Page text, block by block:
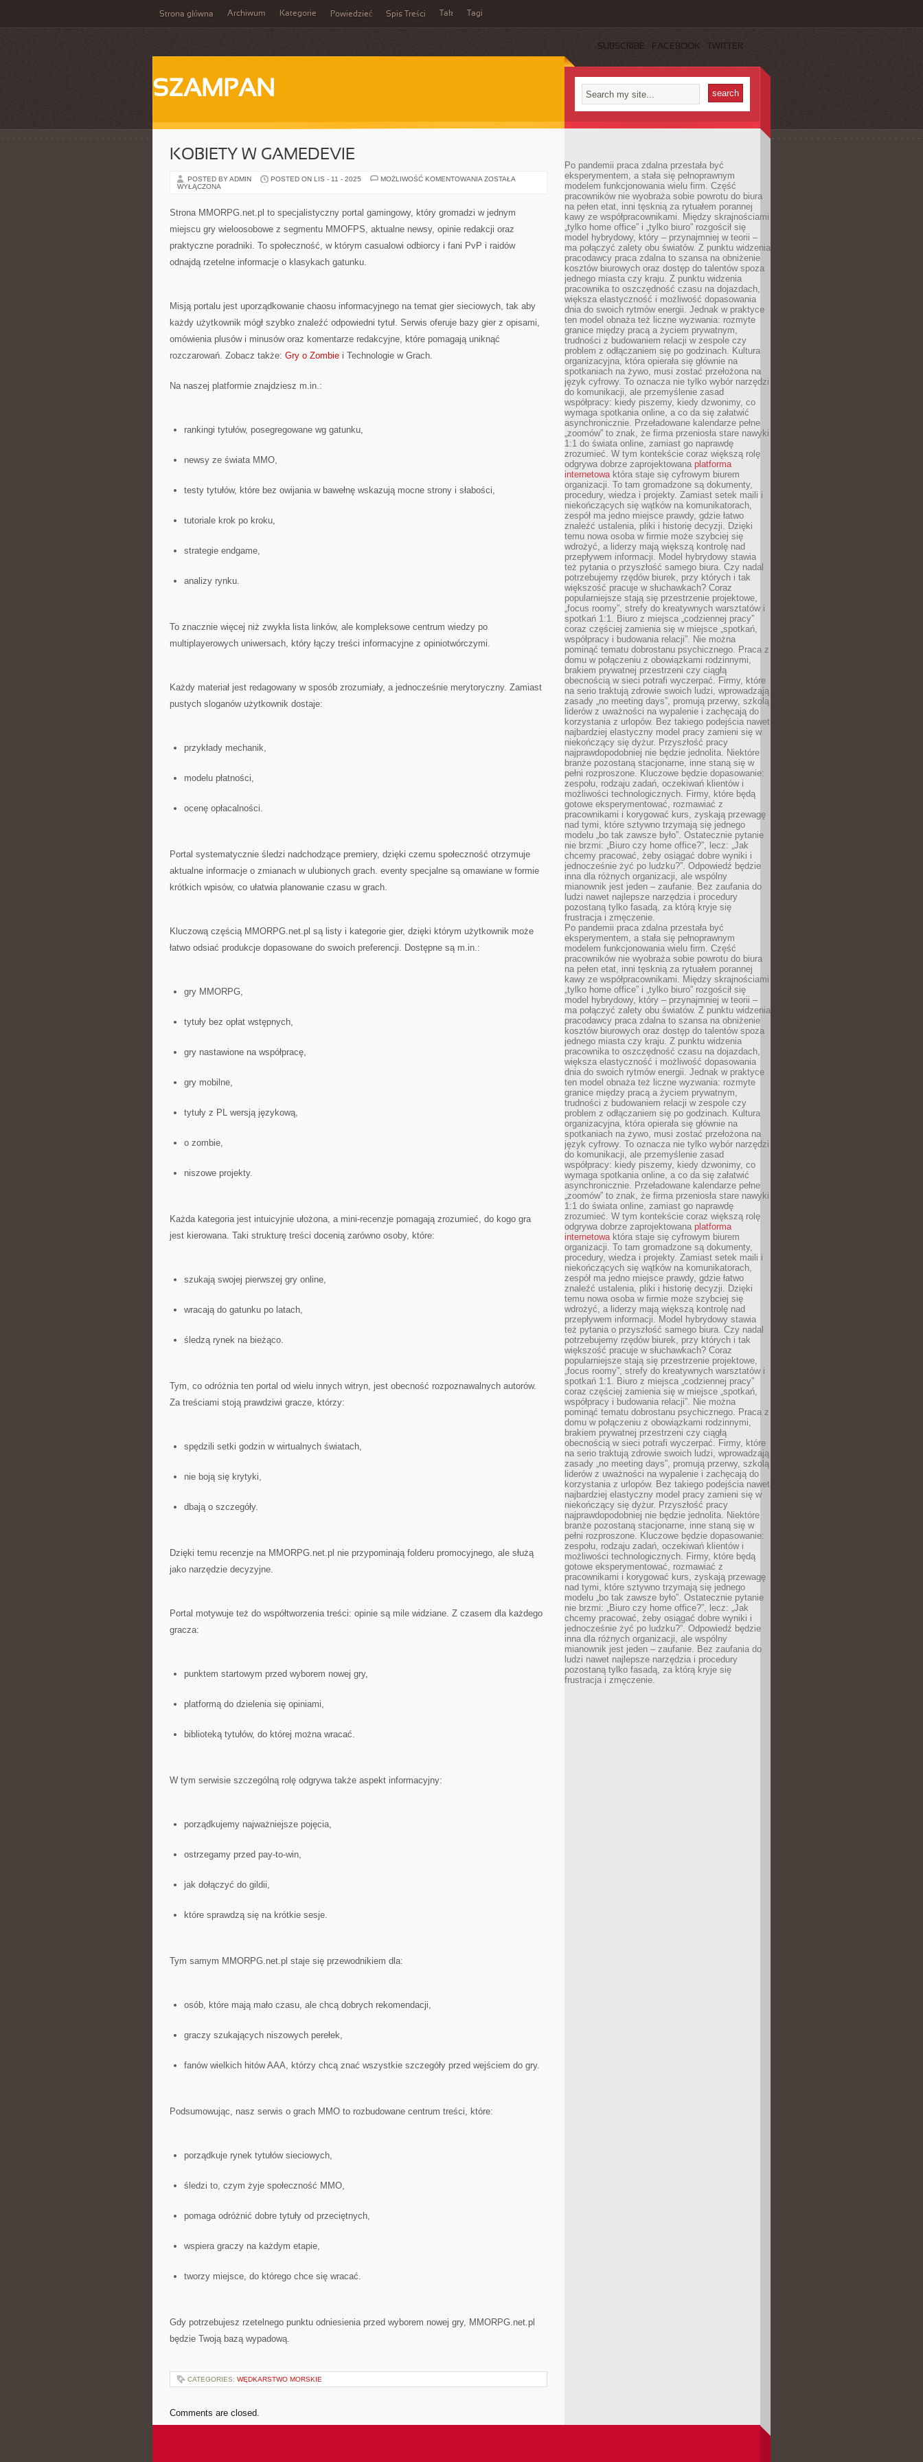
Strona główna Archiwum Kategorie Powiedzieć Spis Treści Tak Tagi
SUBSCRIBE FACEBOOK TWITTER
SZAMPAN
KOBIETY W GAMEDEVIE
POSTED BY ADMIN POSTED ON LIS - 11 - 2025 MOŻLIWOŚĆ KOMENTOWANIA KOBIETY
ZOSTAŁA
WYŁĄCZONA
Strona MMORPG.net.pl to specjalistyczny portal gamingowy, który gromadzi w jednym
miejscu gry wieloosobowe z segmentu MMOFPS, aktualne newsy, opinie redakcji oraz
praktyczne poradniki. To społeczność, w którym casualowi odbiorcy i fani PvP i raidów
odnajdą rzetelne informacje o klasykach gatunku.
Misją portalu jest uporządkowanie chaosu informacyjnego na temat gier sieciowych, tak aby
każdy użytkownik mógł szybko znaleźć odpowiedni tytuł. Serwis oferuje bazy gier z opisami,
omówienia plusów i minusów oraz komentarze redakcyjne, które pomagają uniknąć
rozczarowań. Zobacz także: Gry o Zombie i Technologie w Grach.
Na naszej platformie znajdziesz m.in.:
rankingi tytułów, posegregowane wg gatunku,
newsy ze świata MMO,
testy tytułów, które bez owijania w bawełnę wskazują mocne strony i słabości,
tutoriale krok po kroku,
strategie endgame,
analizy rynku.
To znacznie więcej niż zwykła lista linków, ale kompleksowe centrum wiedzy po
multiplayerowych uniwersach, który łączy treści informacyjne z opiniotwórczymi.
Każdy materiał jest redagowany w sposób zrozumiały, a jednocześnie merytoryczny. Zamiast
pustych sloganów użytkownik dostaje:
przykłady mechanik,
modelu płatności,
ocenę opłacalności.
Portal systematycznie śledzi nadchodzące premiery, dzięki czemu społeczność otrzymuje
aktualne informacje o zmianach w ulubionych grach. eventy specjalne są omawiane w formie
krótkich wpisów, co ułatwia planowanie czasu w grach.
Kluczową częścią MMORPG.net.pl są listy i kategorie gier, dzięki którym użytkownik może
łatwo odsiać produkcje dopasowane do swoich preferencji. Dostępne są m.in.:
gry MMORPG,
tytuły bez opłat wstępnych,
gry nastawione na współpracę,
gry mobilne,
tytuły z PL wersją językową,
o zombie,
niszowe projekty.
Każda kategoria jest intuicyjnie ułożona, a mini-recenzje pomagają zrozumieć, do kogo gra
jest kierowana. Taki strukturę treści docenią zarówno osoby, które:
szukają swojej pierwszej gry online,
wracają do gatunku po latach,
śledzą rynek na bieżąco.
Tym, co odróżnia ten portal od wielu innych witryn, jest obecność rozpoznawalnych autorów.
Za treściami stoją prawdziwi gracze, którzy:
spędzili setki godzin w wirtualnych światach,
nie boją się krytyki,
dbają o szczegóły.
Dzięki temu recenzje na MMORPG.net.pl nie przypominają folderu promocyjnego, ale służą
jako narzędzie decyzyjne.
Portal motywuje też do współtworzenia treści: opinie są mile widziane. Z czasem dla każdego
gracza:
punktem startowym przed wyborem nowej gry,
platformą do dzielenia się opiniami,
biblioteką tytułów, do której można wracać.
W tym serwisie szczególną rolę odgrywa także aspekt informacyjny:
porządkujemy najważniejsze pojęcia,
ostrzegamy przed pay-to-win,
jak dołączyć do gildii,
które sprawdzą się na krótkie sesje.
Tym samym MMORPG.net.pl staje się przewodnikiem dla:
osób, które mają mało czasu, ale chcą dobrych rekomendacji,
graczy szukających niszowych perełek,
fanów wielkich hitów AAA, którzy chcą znać wszystkie szczegóły przed wejściem do gry.
Podsumowując, nasz serwis o grach MMO to rozbudowane centrum treści, które:
porządkuje rynek tytułów sieciowych,
śledzi to, czym żyje społeczność MMO,
pomaga odróżnić dobre tytuły od przeciętnych,
wspiera graczy na każdym etapie,
tworzy miejsce, do którego chce się wracać.
Gdy potrzebujesz rzetelnego punktu odniesienia przed wyborem nowej gry, MMORPG.net.pl
będzie Twoją bazą wypadową.
CATEGORIES: WĘDKARSTWO MORSKIE
Comments are closed.
Po pandemii praca zdalna przestała być
eksperymentem, a stała się pełnoprawnym
modelem funkcjonowania wielu firm. Część
pracowników nie wyobraża sobie powrotu do biura
na pełen etat, inni tęsknią za rytuałem porannej
kawy ze współpracownikami. Między skrajnościami
„tylko home office” i „tylko biuro” rozgościł się
model hybrydowy, który – przynajmniej w teorii –
ma połączyć zalety obu światów. Z punktu widzenia
pracodawcy praca zdalna to szansa na obniżenie
kosztów biurowych oraz dostęp do talentów spoza
jednego miasta czy kraju. Z punktu widzenia
pracownika to oszczędność czasu na dojazdach,
większa elastyczność i możliwość dopasowania
dnia do swoich rytmów energii. Jednak w praktyce
ten model obnaża też liczne wyzwania: rozmyte
granice między pracą a życiem prywatnym,
trudności z budowaniem relacji w zespole czy
problem z odłączaniem się po godzinach. Kultura
organizacyjna, która opierała się głównie na
spotkaniach na żywo, musi zostać przełożona na
język cyfrowy. To oznacza nie tylko wybór narzędzi
do komunikacji, ale przemyślenie zasad
współpracy: kiedy piszemy, kiedy dzwonimy, co
wymaga spotkania online, a co da się załatwić
asynchronicznie. Przeładowane kalendarze pełne
„zoomów” to znak, że firma przeniosła stare nawyki
1:1 do świata online, zamiast go naprawdę
zrozumieć. W tym kontekście coraz większą rolę
odgrywa dobrze zaprojektowana platforma
internetowaktóra staje się cyfrowym biurem
organizacji. To tam gromadzone są dokumenty,
procedury, wiedza i projekty. Zamiast setek maili i
niekończących się wątków na komunikatorach,
zespół ma jedno miejsce prawdy, gdzie łatwo
znaleźć ustalenia, pliki i historię decyzji. Dzięki
temu nowa osoba w firmie może szybciej się
wdrożyć, a liderzy mają większą kontrolę nad
przepływem informacji. Model hybrydowy stawia
też pytania o przyszłość samego biura. Czy nadal
potrzebujemy rzędów biurek, przy których i tak
większość pracuje w słuchawkach? Coraz
popularniejsze stają się przestrzenie projektowe,
„focus roomy”, strefy do kreatywnych warsztatów i
spotkań 1:1. Biuro z miejsca „codziennej pracy”
coraz częściej zamienia się w miejsce „spotkań,
współpracy i budowania relacji”. Nie można
pominąć tematu dobrostanu psychicznego. Praca z
domu w połączeniu z obowiązkami rodzinnymi,
brakiem prywatnej przestrzeni czy ciągłą
obecnością w sieci potrafi wyczerpać. Firmy, które
na serio traktują zdrowie swoich ludzi, wprowadzają
zasady „no meeting days”, promują przerwy, szkolą
liderów z uważności na wypalenie i zachęcają do
korzystania z urlopów. Bez takiego podejścia nawet
najbardziej elastyczny model pracy zamieni się w
niekończący się dyżur. Przyszłość pracy
najprawdopodobniej nie będzie jednolita. Niektóre
branże pozostaną stacjonarne, inne staną się w
pełni rozproszone. Kluczowe będzie dopasowanie:
zespołu, rodzaju zadań, oczekiwań klientów i
możliwości technologicznych. Firmy, które będą
gotowe eksperymentować, rozmawiać z
pracownikami i korygować kurs, zyskają przewagę
nad tymi, które sztywno trzymają się jednego
modelu „bo tak zawsze było”. Ostatecznie pytanie
nie brzmi: „Biuro czy home office?”, lecz: „Jak
chcemy pracować, żeby osiągać dobre wyniki i
jednocześnie żyć po ludzku?”. Odpowiedź będzie
inna dla różnych organizacji, ale wspólny
mianownik jest jeden – zaufanie. Bez zaufania do
ludzi nawet najlepsze narzędzia i procedury
pozostaną tylko fasadą, za którą kryje się
frustracja i zmęczenie.
Po pandemii praca zdalna przestała być
eksperymentem, a stała się pełnoprawnym
modelem funkcjonowania wielu firm. Część
pracowników nie wyobraża sobie powrotu do biura
na pełen etat, inni tęsknią za rytuałem porannej
kawy ze współpracownikami. Między skrajnościami
„tylko home office” i „tylko biuro” rozgościł się
model hybrydowy, który – przynajmniej w teorii –
ma połączyć zalety obu światów. Z punktu widzenia
pracodawcy praca zdalna to szansa na obniżenie
kosztów biurowych oraz dostęp do talentów spoza
jednego miasta czy kraju. Z punktu widzenia
pracownika to oszczędność czasu na dojazdach,
większa elastyczność i możliwość dopasowania
dnia do swoich rytmów energii. Jednak w praktyce
ten model obnaża też liczne wyzwania: rozmyte
granice między pracą a życiem prywatnym,
trudności z budowaniem relacji w zespole czy
problem z odłączaniem się po godzinach. Kultura
organizacyjna, która opierała się głównie na
spotkaniach na żywo, musi zostać przełożona na
język cyfrowy. To oznacza nie tylko wybór narzędzi
do komunikacji, ale przemyślenie zasad
współpracy: kiedy piszemy, kiedy dzwonimy, co
wymaga spotkania online, a co da się załatwić
asynchronicznie. Przeładowane kalendarze pełne
„zoomów” to znak, że firma przeniosła stare nawyki
1:1 do świata online, zamiast go naprawdę
zrozumieć. W tym kontekście coraz większą rolę
odgrywa dobrze zaprojektowana platforma
internetowaktóra staje się cyfrowym biurem
organizacji. To tam gromadzone są dokumenty,
procedury, wiedza i projekty. Zamiast setek maili i
niekończących się wątków na komunikatorach,
zespół ma jedno miejsce prawdy, gdzie łatwo
znaleźć ustalenia, pliki i historię decyzji. Dzięki
temu nowa osoba w firmie może szybciej się
wdrożyć, a liderzy mają większą kontrolę nad
przepływem informacji. Model hybrydowy stawia
też pytania o przyszłość samego biura. Czy nadal
potrzebujemy rzędów biurek, przy których i tak
większość pracuje w słuchawkach? Coraz
popularniejsze stają się przestrzenie projektowe,
„focus roomy”, strefy do kreatywnych warsztatów i
spotkań 1:1. Biuro z miejsca „codziennej pracy”
coraz częściej zamienia się w miejsce „spotkań,
współpracy i budowania relacji”. Nie można
pominąć tematu dobrostanu psychicznego. Praca z
domu w połączeniu z obowiązkami rodzinnymi,
brakiem prywatnej przestrzeni czy ciągłą
obecnością w sieci potrafi wyczerpać. Firmy, które
na serio traktują zdrowie swoich ludzi, wprowadzają
zasady „no meeting days”, promują przerwy, szkolą
liderów z uważności na wypalenie i zachęcają do
korzystania z urlopów. Bez takiego podejścia nawet
najbardziej elastyczny model pracy zamieni się w
niekończący się dyżur. Przyszłość pracy
najprawdopodobniej nie będzie jednolita. Niektóre
branże pozostaną stacjonarne, inne staną się w
pełni rozproszone. Kluczowe będzie dopasowanie:
zespołu, rodzaju zadań, oczekiwań klientów i
możliwości technologicznych. Firmy, które będą
gotowe eksperymentować, rozmawiać z
pracownikami i korygować kurs, zyskają przewagę
nad tymi, które sztywno trzymają się jednego
modelu „bo tak zawsze było”. Ostatecznie pytanie
nie brzmi: „Biuro czy home office?”, lecz: „Jak
chcemy pracować, żeby osiągać dobre wyniki i
jednocześnie żyć po ludzku?”. Odpowiedź będzie
inna dla różnych organizacji, ale wspólny
mianownik jest jeden – zaufanie. Bez zaufania do
ludzi nawet najlepsze narzędzia i procedury
pozostaną tylko fasadą, za którą kryje się
frustracja i zmęczenie.